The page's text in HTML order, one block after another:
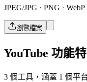
JPEG/JPG · PNG · WebP
瀏覽檔案
YouTube 功能
3 個工具，涵蓋 1 個平